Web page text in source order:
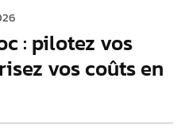
: pilotez vos
vos coûts en